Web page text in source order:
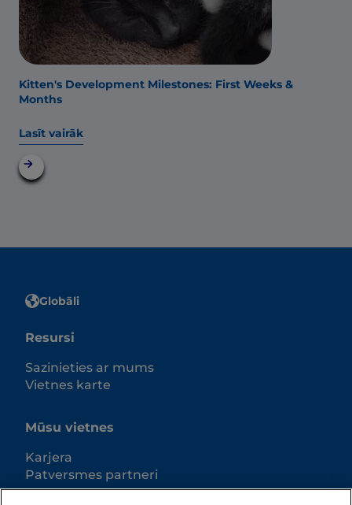
Kitten's Development Milestones: First Weeks &
Months
Lasīt vairāk
Globāli
Resursi
Sazinieties ar mums
Vietnes karte
Mūsu vietnes
Karjera
Patversmes partneri